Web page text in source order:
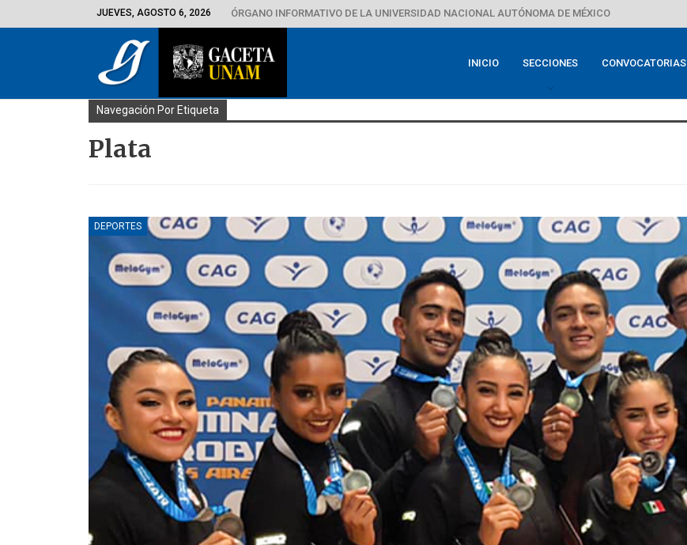
JUEVES, AGOSTO 6, 2026 ÓRGANO INFORMATIVO DE LA UNIVERSIDAD NACIONAL AUTÓNOMA DE MÉXICO
INICIO SECCIONES CONVOCATORIAS
Navegación Por Etiqueta
Plata
DEPORTES